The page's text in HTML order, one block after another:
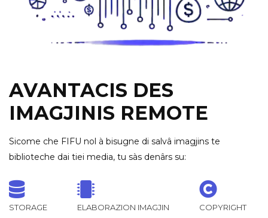
AVANTACIS DES
IMAGJINIS REMOTE
Sicome che FIFU nol à bisugne di salvâ imagjins te
biblioteche dai tiei media, tu sàs denârs su:
STORAGE ELABORAZION IMAGJIN COPYRIGHT